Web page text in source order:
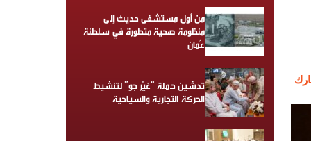
من أول مستشفى حديث إلى
منظومة صحية متطورة في سلطنة
عُمان
تدشين حملة “غيّر جو” لتنشيط
الحركة التجارية والسياحية